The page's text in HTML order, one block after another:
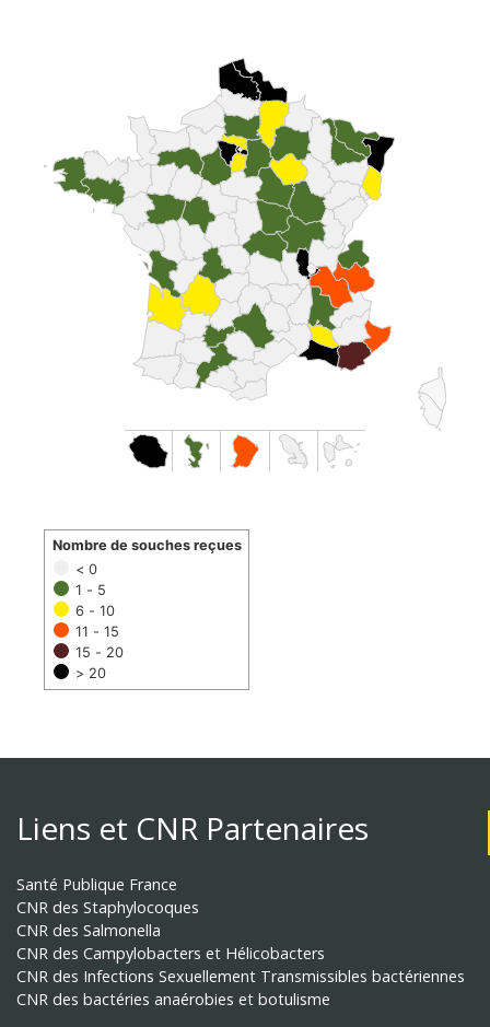
< 0
1 - 5
6 - 10
11 - 15
15 - 20
> 20
Nombre de souches reçues
Liens et CNR Partenaires
Santé Publique France
CNR des Staphylocoques
CNR des Salmonella
CNR des Campylobacters et Hélicobacters
CNR des Infections Sexuellement Transmissibles bactériennes
CNR des bactéries anaérobies et botulisme